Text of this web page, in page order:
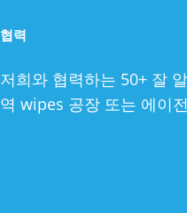
협력
저희와 협력하는 50+ 잘
역 wipes 공장 또는 에이